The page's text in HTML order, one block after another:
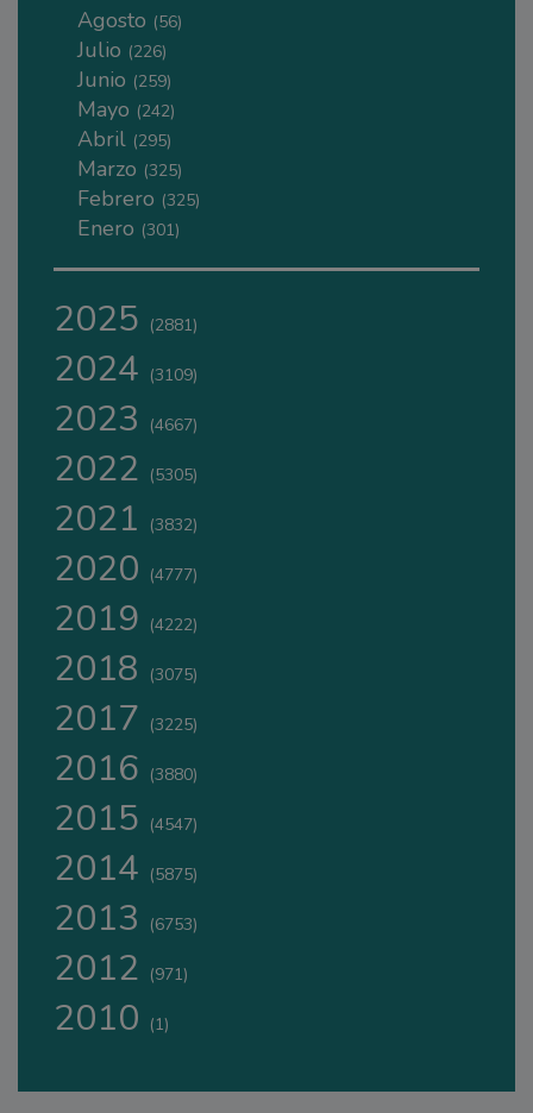
Agosto (56)
Julio (226)
Junio (259)
Mayo (242)
Abril (295)
Marzo (325)
Febrero (325)
Enero (301)
2025 (2881)
2024 (3109)
2023 (4667)
2022 (5305)
2021 (3832)
2020 (4777)
2019 (4222)
2018 (3075)
2017 (3225)
2016 (3880)
2015 (4547)
2014 (5875)
2013 (6753)
2012 (971)
2010 (1)